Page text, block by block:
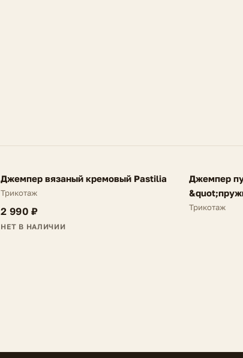
NEW
FV
Джемпер вязаный кремовый Pastilia
Трикотаж
2 990 ₽
НЕТ В НАЛИЧИИ
NEW
FV
Джемпер
Трикотаж